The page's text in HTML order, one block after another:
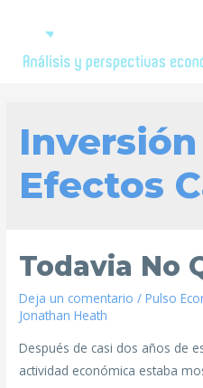
Efectos
Todavia No
Deja un comentario /Pulso
Jonathan Heath
Después de casi dos años de
actividad económica estaba